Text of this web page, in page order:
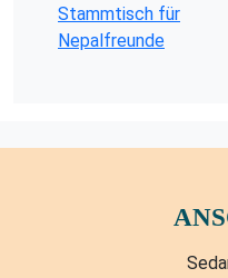
Stammtisch für
Nepalfreunde